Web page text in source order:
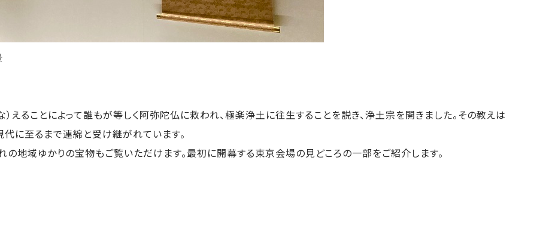
）えることによって誰もが等しく阿弥陀仏に救われ、極楽浄土に往生することを説き、浄土宗を開きました。その教えは
に至るまで連綿と受け継がれています。
の地域ゆかりの宝物もご覧いただけます。最初に開幕する東京会場の見どころの一部をご紹介します。